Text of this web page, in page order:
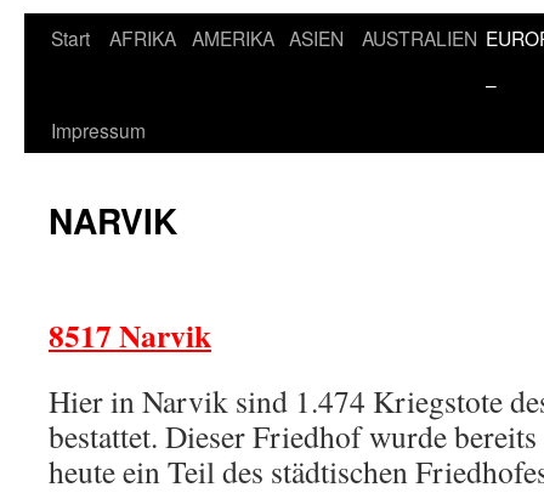
Start AFRIKA AMERIKA ASIEN AUSTRALIEN
–
Impressum
NARVIK
8517 Narvik
Hier in Narvik sind 1.474 Kriegstote
bestattet. Dieser Friedhof wurde
heute ein Teil des städtischen